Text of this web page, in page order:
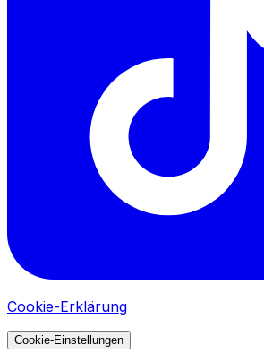
Cookie-Erklärung
Cookie-Einstellungen